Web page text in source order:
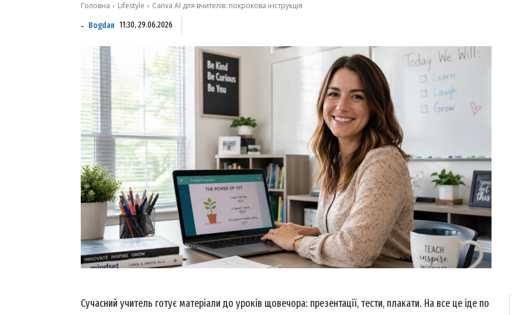
Головна Lifestyle Canva AI для вчителів: покрокова інструкція
- Bogdan 11:30, 29.06.2026
Сучасний учитель готує матеріали до уроків щовечора: презентації, тести, плакати. На все це іде по